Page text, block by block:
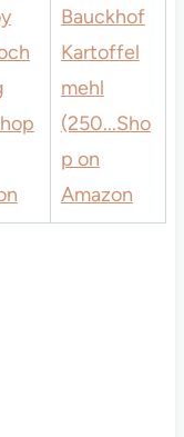
Bauckhof
Kartoffel
mehl
(250...Sho
p on
Amazon